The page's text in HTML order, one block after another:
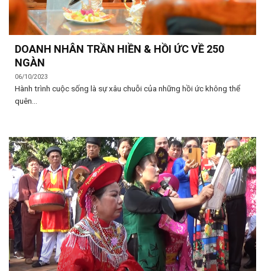
DOANH NHÂN TRẦN HIỀN & HỒI ỨC VỀ 250
NGÀN
06/10/2023
Hành trình cuộc sống là sự xâu chuỗi của những hồi ức không thể
quên...